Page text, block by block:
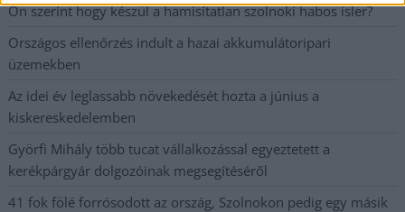
Ön szerint hogy készül a hamisítatlan szolnoki habos isler?
Országos ellenőrzés indult a hazai akkumulátoripari
üzemekben
Az idei év leglassabb növekedését hozta a június a
kiskereskedelemben
Györfi Mihály több tucat vállalkozással egyeztetett a
kerékpárgyár dolgozóinak megsegítéséről
41 fok fölé forrósodott az ország, Szolnokon pedig egy másik